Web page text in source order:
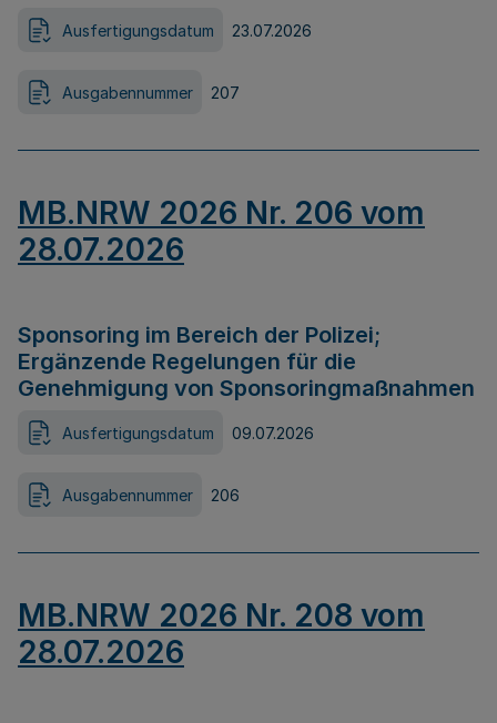
Ausfertigungsdatum 23.07.2026
Ausgabennummer 207
MB.NRW 2026 Nr. 206 vom
28.07.2026
Sponsoring im Bereich der Polizei;
Ergänzende Regelungen für die
Genehmigung von Sponsoringmaßnahmen
Ausfertigungsdatum 09.07.2026
Ausgabennummer 206
MB.NRW 2026 Nr. 208 vom
28.07.2026